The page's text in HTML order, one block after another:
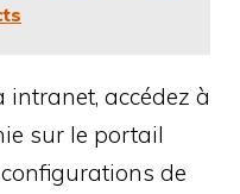
intranet, accédez à
sur le portail
de